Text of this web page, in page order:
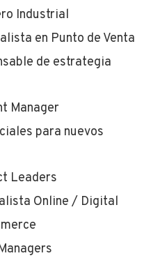
Industrial
en Punto de Venta
de estrategia
Manager
para nuevos
Leaders
Online / Digital